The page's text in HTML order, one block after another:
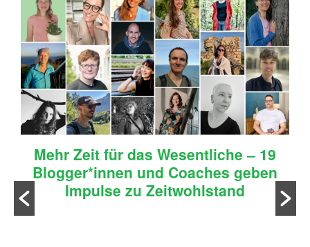
Mehr Zeit für das Wesentliche – 19
Blogger*innen und Coaches geben
Impulse zu Zeitwohlstand